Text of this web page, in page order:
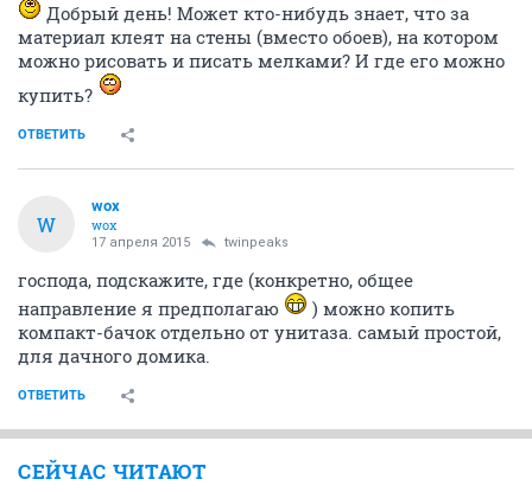
Добрый день! Может кто-нибудь знает, что за
материал клеят на стены (вместо обоев), на котором
можно рисовать и писать мелками? И где его можно
купить?
ОТВЕТИТЬ
W
wox
wox
17 апреля 2015 twinpeaks
господа, подскажите, где (конкретно, общее
направление я предполагаю
) можно копить
компакт-бачок отдельно от унитаза. самый простой,
для дачного домика.
ОТВЕТИТЬ
СЕЙЧАС ЧИТАЮТ